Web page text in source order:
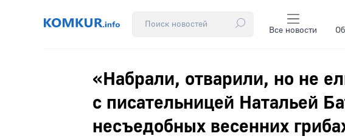
Все новости
«Набрали, отварили, но не
с писательницей Натальей
несъедобных весенних